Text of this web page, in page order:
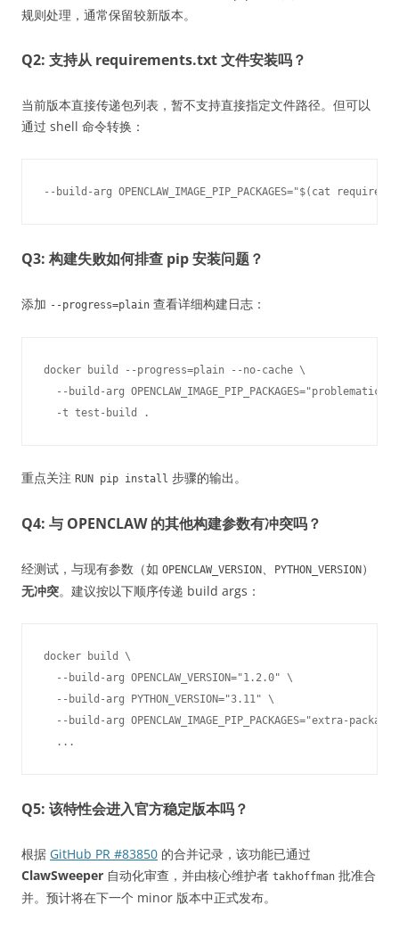
规则处理，通常保留较新版本。
Q2: 支持从 requirements.txt 文件安装吗？
当前版本直接传递包列表，暂不支持直接指定文件路径。但可以
通过 shell 命令转换：
Q3: 构建失败如何排查 pip 安装问题？
添加 --progress=plain 查看详细构建日志：
docker build --progress=plain --no-cache \
--build-arg OPENCLAW_IMAGE_PIP_PACKAGES="problematic-
重点关注 RUN pip install 步骤的输出。
Q4: 与 OPENCLAW 的其他构建参数有冲突吗？
经测试，与现有参数（如 OPENCLAW_VERSION、 PYTHON_VERSION ）
无冲突。建议按以下顺序传递 build args：
docker build \
  --build-arg OPENCLAW_VERSION="1.2.0" \
  --build-arg PYTHON_VERSION="3.11" \
--build-arg OPENCLAW_IMAGE_PIP_PACKAGES="extra-
Q5: 该特性会进入官方稳定版本吗？
根据 GitHub PR #83850 的合并记录，该功能已通过
ClawSweeper 自动化审查，并由核心维护者 takhoffman 批准合
并。预计将在下一个 minor 版本中正式发布。